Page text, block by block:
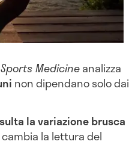
Medicineanalizza
non dipendano solo dai
la variazione brusca
la lettura del